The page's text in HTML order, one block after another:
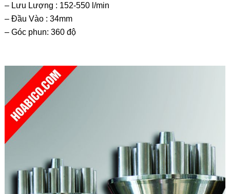
– Lưu Lượng : 152-550 l/min
– Đầu Vào : 34mm
– Góc phun: 360 độ